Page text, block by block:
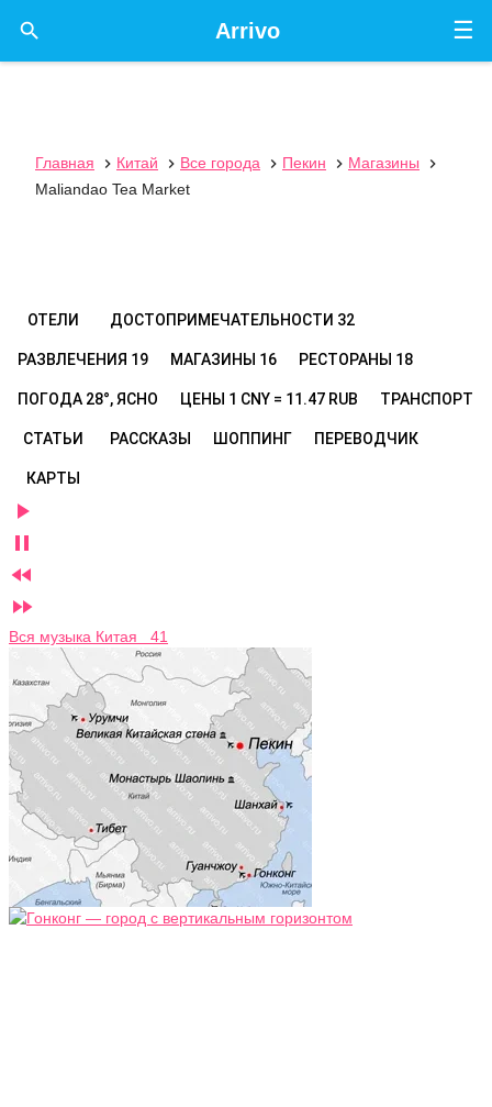
☰
Arrivo

Главная  Китай  Все города  Пекин  Магазины

Maliandao Tea Market
ОТЕЛИ ДОСТОПРИМЕЧАТЕЛЬНОСТИ 32
РАЗВЛЕЧЕНИЯ 19 МАГАЗИНЫ 16 РЕСТОРАНЫ 18
ПОГОДА 28°, ЯСНО ЦЕНЫ 1 CNY = 11.47 RUB ТРАНСПОРТ
СТАТЬИ РАССКАЗЫ ШОППИНГ ПЕРЕВОДЧИК
КАРТЫ




Вся музыка Китая 41